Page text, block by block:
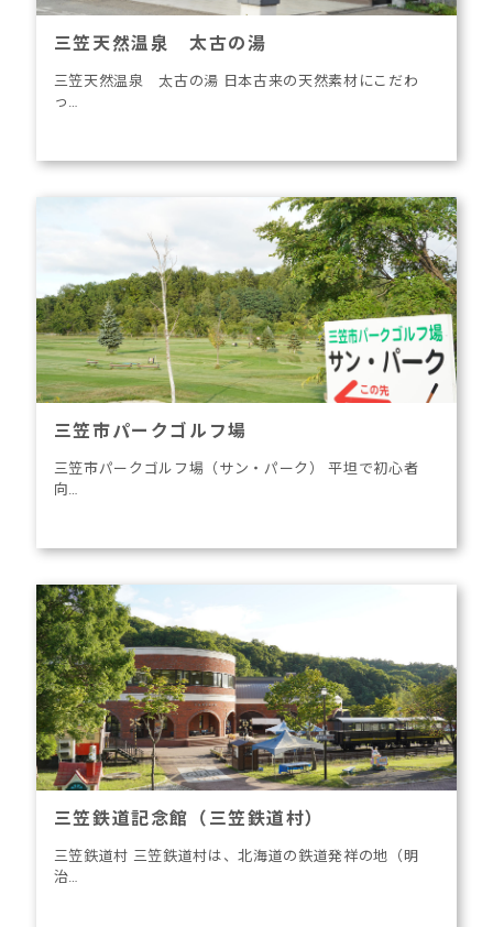
三笠天然温泉 太古の湯
三笠天然温泉 太古の湯 日本古来の天然素材にこだわ
っ…
三笠市パークゴルフ場
三笠市パークゴルフ場（サン・パーク） 平坦で初心者
向…
三笠鉄道記念館（三笠鉄道村）
三笠鉄道村 三笠鉄道村は、北海道の鉄道発祥の地（明
治…